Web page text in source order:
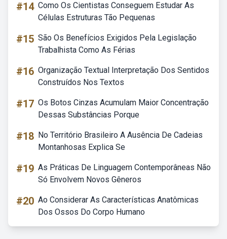
#14 Como Os Cientistas Conseguem Estudar As
Células Estruturas Tão Pequenas
#15 São Os Benefícios Exigidos Pela Legislação
Trabalhista Como As Férias
#16 Organização Textual Interpretação Dos Sentidos
Construídos Nos Textos
#17 Os Botos Cinzas Acumulam Maior Concentração
Dessas Substâncias Porque
#18 No Território Brasileiro A Ausência De Cadeias
Montanhosas Explica Se
#19 As Práticas De Linguagem Contemporâneas Não
Só Envolvem Novos Gêneros
#20 Ao Considerar As Características Anatômicas
Dos Ossos Do Corpo Humano